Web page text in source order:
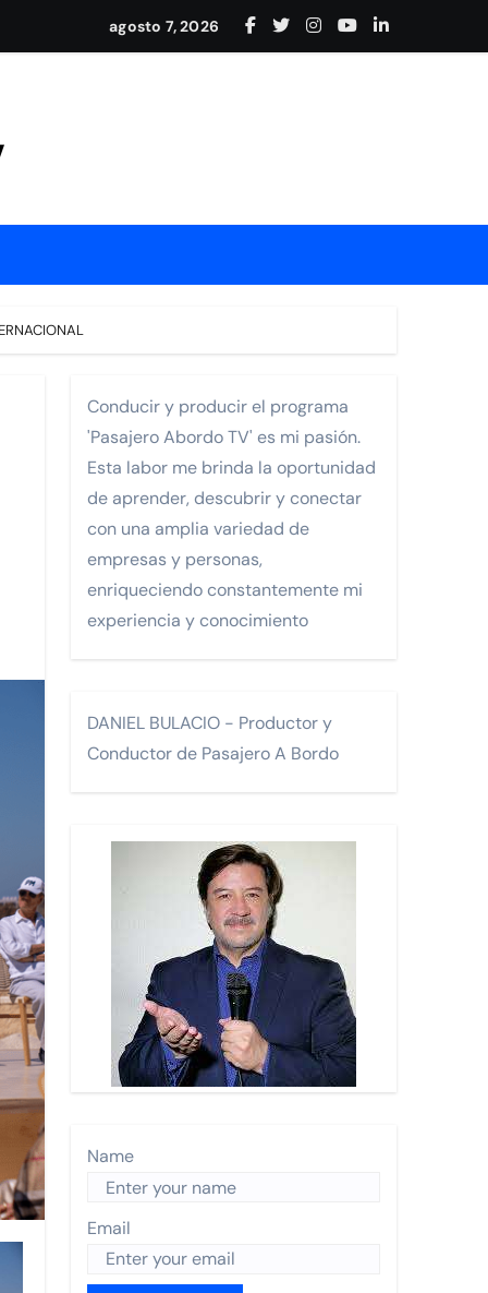
en Nayarit
conexión internacional
de Nayarit.
Cabos Pedregal
para la comunidad LGTBI en un encuentro
Turística 2026 y recibe a Enrique de la Madrid.
de World Trade Centers Association en Filadelfia
en The Town
agosto 7, 2026
Conducir y producir el programa
'Pasajero Abordo TV' es mi pasión.
Esta labor me brinda la oportunidad
de aprender, descubrir y conectar
con una amplia variedad de
empresas y personas,
enriqueciendo constantemente mi
experiencia y conocimiento
DANIEL BULACIO - Productor y
Conductor de Pasajero A Bordo
Name
Email